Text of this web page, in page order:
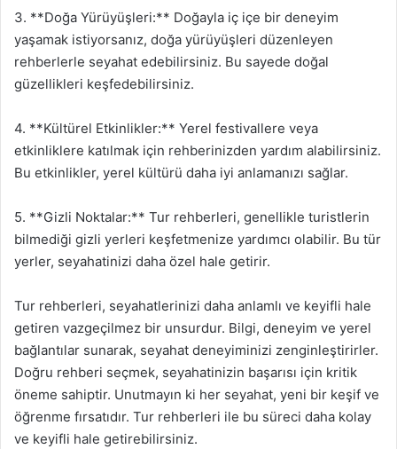
3. **Doğa Yürüyüşleri:** Doğayla iç içe bir deneyim
yaşamak istiyorsanız, doğa yürüyüşleri düzenleyen
rehberlerle seyahat edebilirsiniz. Bu sayede doğal
güzellikleri keşfedebilirsiniz.
4. **Kültürel Etkinlikler:** Yerel festivallere veya
etkinliklere katılmak için rehberinizden yardım alabilirsiniz.
Bu etkinlikler, yerel kültürü daha iyi anlamanızı sağlar.
5. **Gizli Noktalar:** Tur rehberleri, genellikle turistlerin
bilmediği gizli yerleri keşfetmenize yardımcı olabilir. Bu tür
yerler, seyahatinizi daha özel hale getirir.
Tur rehberleri, seyahatlerinizi daha anlamlı ve keyifli hale
getiren vazgeçilmez bir unsurdur. Bilgi, deneyim ve yerel
bağlantılar sunarak, seyahat deneyiminizi zenginleştirirler.
Doğru rehberi seçmek, seyahatinizin başarısı için kritik
öneme sahiptir. Unutmayın ki her seyahat, yeni bir keşif ve
öğrenme fırsatıdır. Tur rehberleri ile bu süreci daha kolay
ve keyifli hale getirebilirsiniz.